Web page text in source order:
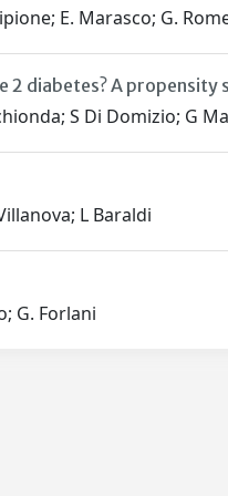
E. Marasco; G.
diabetes? A propensity
S Di Domizio; G
L Baraldi
G. Forlani